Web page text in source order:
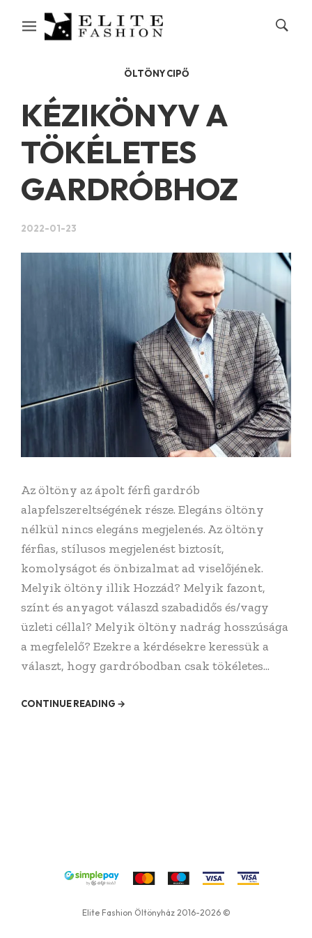
ÖLTÖNY CIPŐ
KÉZIKÖNYV A
TÖKÉLETES
GARDRÓBHOZ
2022-01-23
Az öltöny az ápolt férfi gardrób
alapfelszereltségének része. Elegáns öltöny
nélkül nincs elegáns megjelenés. Az öltöny
férfias, stílusos megjelenést biztosít,
komolyságot és önbizalmat ad viselőjének.
Melyik öltöny illik Hozzád? Melyik fazont,
színt és anyagot válaszd szabadidős és/vagy
üzleti céllal? Melyik öltöny nadrág hosszúsága
a megfelelő? Ezekre a kérdésekre keressük a
választ, hogy gardróbodban csak tökéletes...
CONTINUE READING →
Elite Fashion Öltönyház 2016-2026 ©